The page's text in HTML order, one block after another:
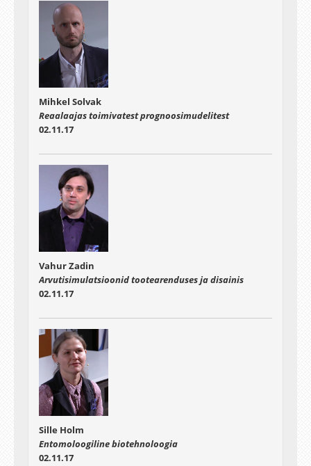
Mihkel Solvak
Reaalaajas toimivatest prognoosimudelitest
02.11.17
Vahur Zadin
Arvutisimulatsioonid tootearenduses ja disainis
02.11.17
Sille Holm
Entomoloogiline biotehnoloogia
02.11.17